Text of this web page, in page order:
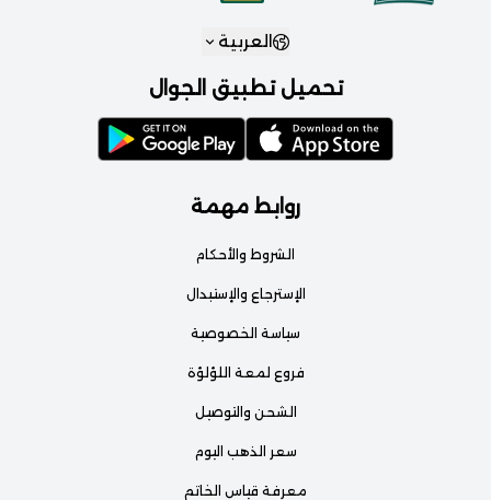
روابط مهمة
الشروط والأحكام
الإسترجاع والإستبدال
سياسة الخصوصية
فروع لمعة اللؤلؤة
الشحن والتوصيل
سعر الذهب اليوم
معرفة قياس الخاتم
العربية
تحميل تطبيق الجوال